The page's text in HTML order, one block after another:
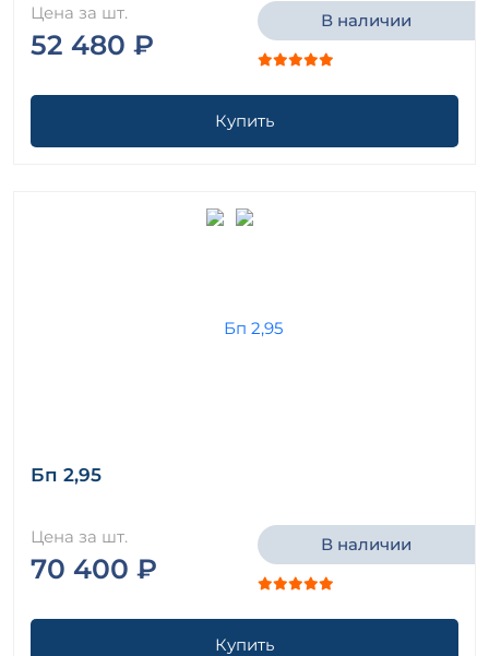
Цена за шт.
52 480 ₽
В наличии
Купить
Бп 2,95
Цена за шт.
70 400 ₽
В наличии
Купить